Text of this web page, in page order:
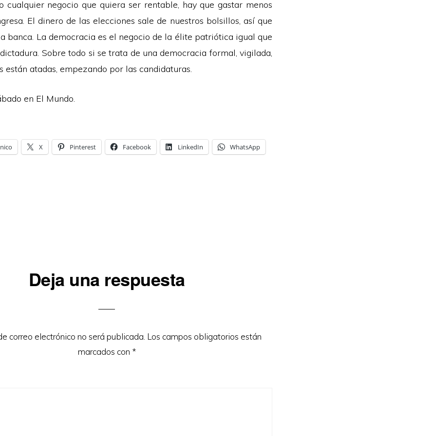
cualquier negocio que quiera ser rentable, hay que gastar menos
El dinero de las elecciones sale de nuestros bolsillos, así que
banca. La democracia es el negocio de la élite patriótica igual que
Sobre todo si se trata de una democracia formal, vigilada,
están atadas, empezando por las candidaturas.
en El Mundo.
X Pinterest Facebook LinkedIn WhatsApp
Deja una respuesta
correo electrónico no será publicada. Los campos obligatorios están
marcados con *